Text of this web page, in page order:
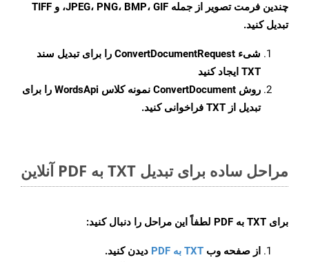
چندین فرمت تصویر از جمله JPEG، PNG، BMP، GIF، و TIFF
تبدیل کنید.
شیء ConvertDocumentRequest را برای تبدیل سند
TXT ایجاد کنید
روش ConvertDocument
نمونه کلاس WordsApi را برای
تبدیل از TXT فراخوانی کنید.
مراحل ساده برای تبدیل TXT به PDF آنلاین
برای TXT به PDF لطفاً این مراحل را دنبال کنید:
از صفحه وب TXT به PDF
دیدن کنید.